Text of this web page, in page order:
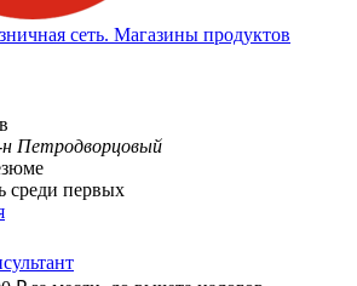
сеть. Магазины продуктов
Петродворцовый
среди первых